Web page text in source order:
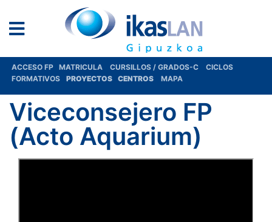
ACCESO FP MATRICULA CURSILLOS / GRADOS-C
CICLOS
FORMATIVOS
PROYECTOS CENTROS MAPA
Viceconsejero FP
(Acto Aquarium)